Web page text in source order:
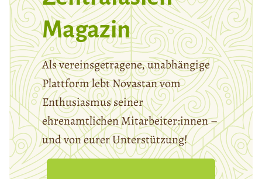
Magazin
Als vereinsgetragene, unabhängige
Plattform lebt Novastan vom
Enthusiasmus seiner
ehrenamtlichen Mitarbeiter:innen –
und von eurer Unterstützung!